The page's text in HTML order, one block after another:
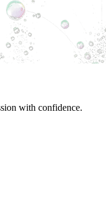
with confidence.